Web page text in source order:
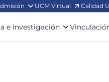
UCM Virtual Calidad
e Investigación